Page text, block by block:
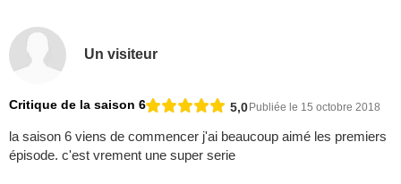
Un visiteur
Critique de la saison 6 5,0 Publiée le 15 octobre 2018
la saison 6 viens de commencer j'ai beaucoup aimé les premiers
épisode. c'est vrement une super serie